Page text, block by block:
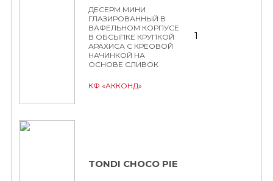
ДЕСЕРМ МИНИ
ГЛАЗИРОВАННЫЙ В
ВАФЕЛЬНОМ КОРПУСЕ
В ОБСЫПКЕ КРУПКОЙ
АРАХИСА С КРЕОВОЙ
НАЧИНКОЙ НА
ОСНОВЕ СЛИВОК
КФ «АККОНД»
1
TONDI CHOCO PIE